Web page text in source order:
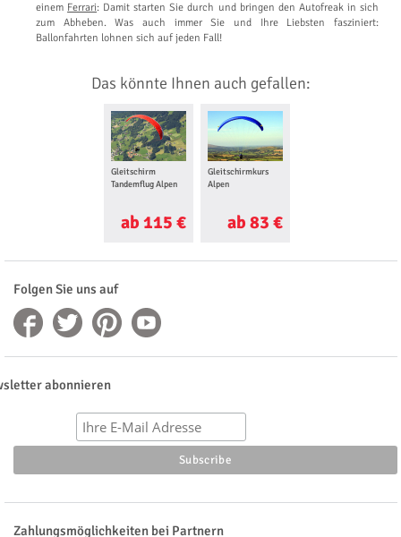
einem Ferrari: Damit starten Sie durch und bringen den Autofreak in sich
zum Abheben. Was auch immer Sie und Ihre Liebsten fasziniert:
Ballonfahrten lohnen sich auf jeden Fall!
Das könnte Ihnen auch gefallen:
Gleitschirm
Tandemflug Alpen
ab 115 €
Gleitschirmkurs
Alpen
ab 83 €
Folgen Sie uns auf
abonnieren
Zahlungsmöglichkeiten bei Partnern